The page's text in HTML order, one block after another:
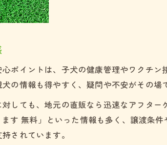
熊本県でトイプードル直販時の質問
トイプードル直販で良い出会いを叶
良質なトイプードル直販の見極め方
熊本県の直販でトイプードルと素敵
トイプードル直販先の信頼性を熊本
直販に強い熊本県の信頼できる方法
ポイントは、子犬の健康管理やワクチ
の情報も得やすく、疑問や不安がその場
しても、地元の直販なら迅速なアフタ
す 無料」といった情報も多く、譲渡条
されています。